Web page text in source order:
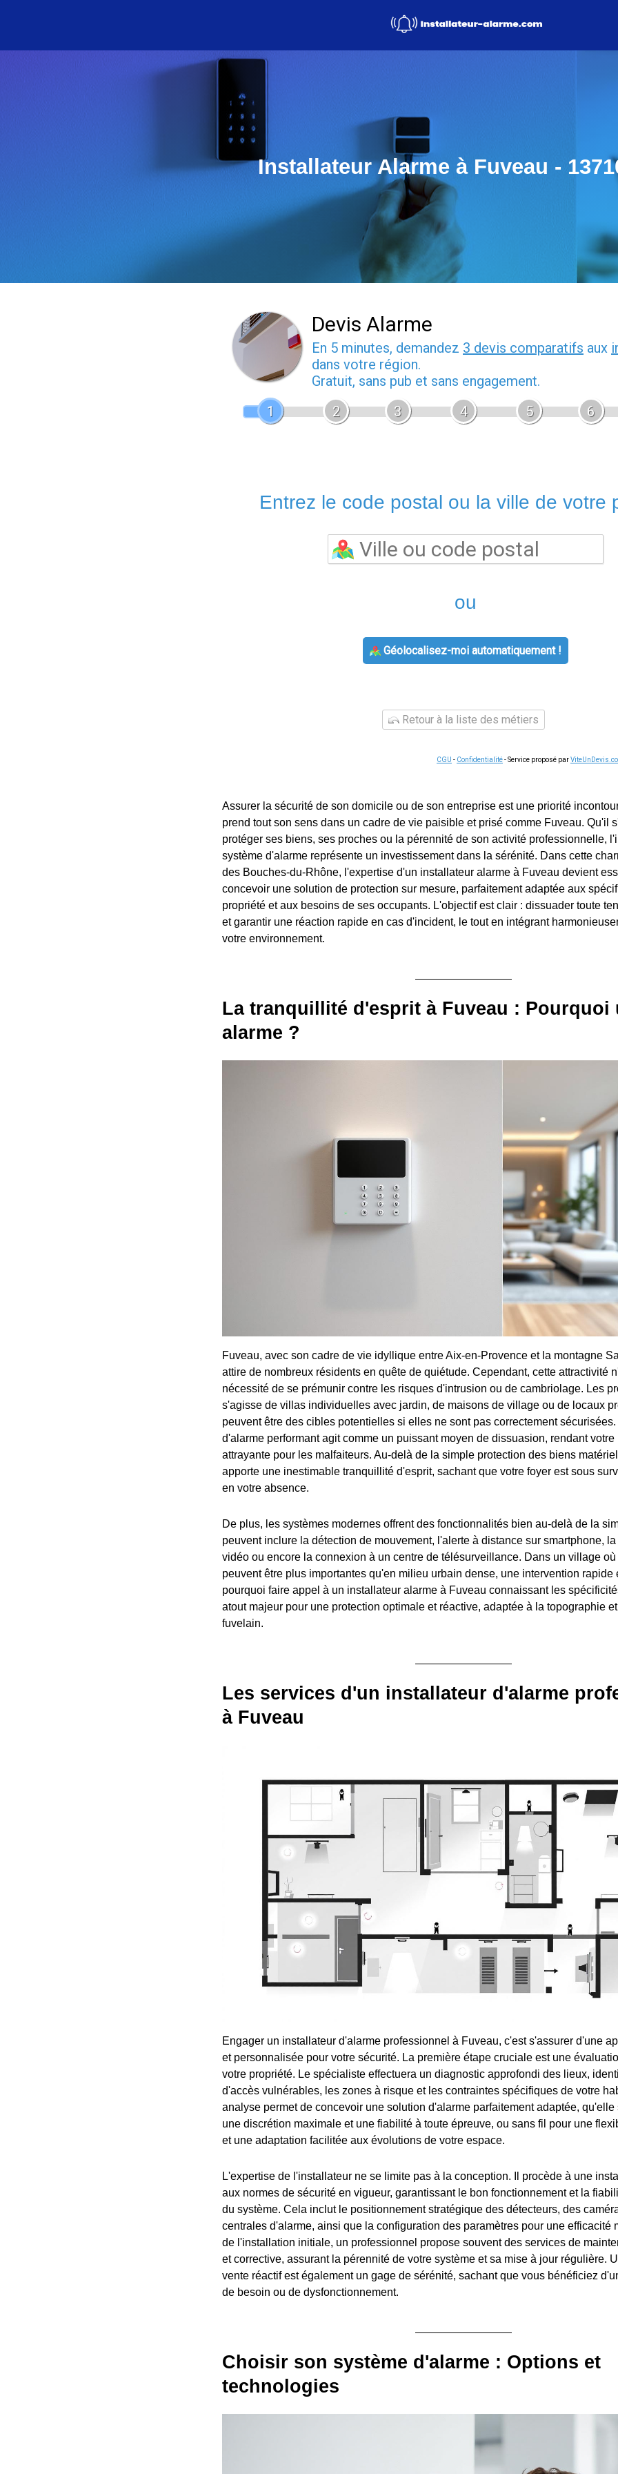
Installateur Alarme à Fuveau -
Devis Alarme
En 5 minutes, demandez 3 devis comparatifs aux
dans votre région.
Gratuit, sans pub et sans engagement.
1
2 3 4 5 6
Entrez le code postal ou la ville de votre
ou
Géolocalisez-moi automatiquement !
Retour à la liste des métiers
CGU - Confidentialité- Service proposé par
Assurer la sécurité de son domicile ou de son entreprise est une priorité
prend tout son sens dans un cadre de vie paisible et prisé comme Fuveau. Qu'il
protéger ses biens, ses proches ou la pérennité de son activité professionnelle,
système d'alarme représente un investissement dans la sérénité. Dans cette
des Bouches-du-Rhône, l'expertise d'un installateur alarme à Fuveau devient
concevoir une solution de protection sur mesure, parfaitement adaptée aux
propriété et aux besoins de ses occupants. L'objectif est clair : dissuader toute
et garantir une réaction rapide en cas d'incident, le tout en intégrant
votre environnement.
La tranquillité d'esprit à Fuveau : Pourquoi
alarme ?
Fuveau, avec son cadre de vie idyllique entre Aix-en-Provence et la montagne
attire de nombreux résidents en quête de quiétude. Cependant, cette attractivité
nécessité de se prémunir contre les risques d'intrusion ou de cambriolage. Les
s'agisse de villas individuelles avec jardin, de maisons de village ou de locaux
peuvent être des cibles potentielles si elles ne sont pas correctement
d'alarme performant agit comme un puissant moyen de dissuasion, rendant
attrayante pour les malfaiteurs. Au-delà de la simple protection des biens
apporte une inestimable tranquillité d'esprit, sachant que votre foyer est sous
en votre absence.
De plus, les systèmes modernes offrent des fonctionnalités bien au-delà de la
peuvent inclure la détection de mouvement, l'alerte à distance sur smartphone,
vidéo ou encore la connexion à un centre de télésurveillance. Dans un village
peuvent être plus importantes qu'en milieu urbain dense, une intervention rapide
pourquoi faire appel à un installateur alarme à Fuveau connaissant les
atout majeur pour une protection optimale et réactive, adaptée à la topographie
fuvelain.
Les services d'un installateur d'alarme
à Fuveau
Engager un installateur d'alarme professionnel à Fuveau, c'est s'assurer d'une
et personnalisée pour votre sécurité. La première étape cruciale est une
votre propriété. Le spécialiste effectuera un diagnostic approfondi des lieux,
d'accès vulnérables, les zones à risque et les contraintes spécifiques de votre
analyse permet de concevoir une solution d'alarme parfaitement adaptée, qu'elle
une discrétion maximale et une fiabilité à toute épreuve, ou sans fil pour une
et une adaptation facilitée aux évolutions de votre espace.
L'expertise de l'installateur ne se limite pas à la conception. Il procède à une
aux normes de sécurité en vigueur, garantissant le bon fonctionnement et la
du système. Cela inclut le positionnement stratégique des détecteurs, des
centrales d'alarme, ainsi que la configuration des paramètres pour une efficacité
de l'installation initiale, un professionnel propose souvent des services de
et corrective, assurant la pérennité de votre système et sa mise à jour régulière.
vente réactif est également un gage de sérénité, sachant que vous bénéficiez
de besoin ou de dysfonctionnement.
Choisir son système d'alarme : Options et
technologies